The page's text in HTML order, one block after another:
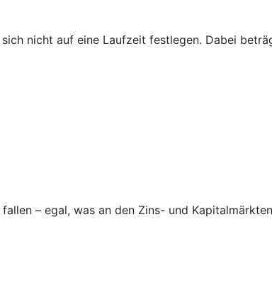
nicht auf eine Laufzeit festlegen. Dabei
– egal, was an den Zins- und